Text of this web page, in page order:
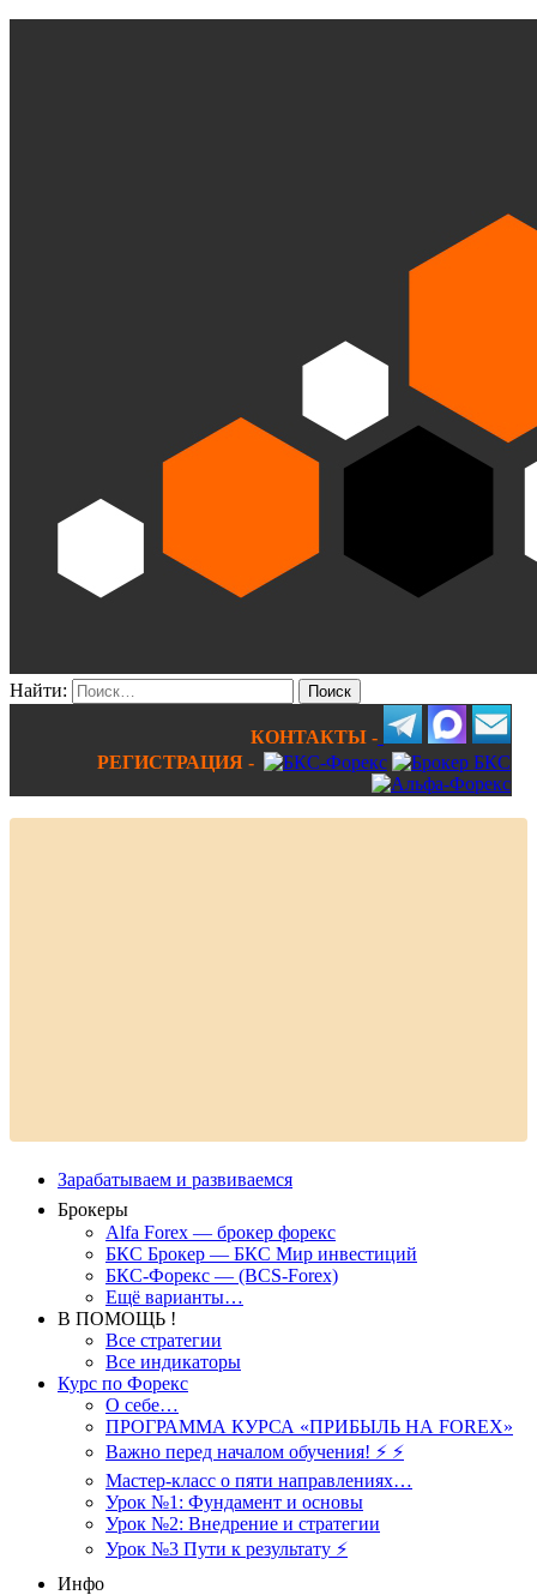
Найти:
КОНТАКТЫ -
РЕГИСТРАЦИЯ -
Зарабатываем и развиваемся
Брокеры
Alfa Forex — брокер форекс
БКС Брокер — БКС Мир инвестиций
БКС-Форекс — (BCS-Forex)
Ещё варианты…
В ПОМОЩЬ !
Все стратегии
Все индикаторы
Курс по Форекс
О себе…
ПРОГРАММА КУРСА «ПРИБЫЛЬ НА FOREX»
Важно перед началом обучения! ⚡ ⚡
Мастер-класс о пяти направлениях…
Урок №1: Фундамент и основы
Урок №2: Внедрение и стратегии
Урок №3 Пути к результату ⚡️
Инфо